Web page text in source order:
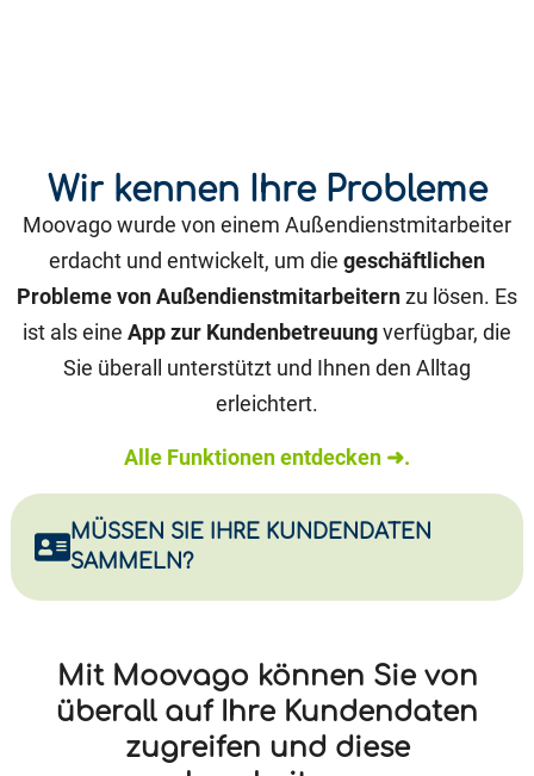
Wir kennen Ihre Probleme
Moovago wurde von einem Außendienstmitarbeiter
erdacht und entwickelt, um die geschäftlichen
Probleme von Außendienstmitarbeiternzu lösen. Es
ist als eine App zur Kundenbetreuungverfügbar, die
Sie überall unterstützt und Ihnen den Alltag
erleichtert.
Alle Funktionen entdecken ➜.
MÜSSEN SIE IHRE KUNDENDATEN
SAMMELN?
Mit Moovago können Sie von
überall auf Ihre Kundendaten
zugreifen und diese